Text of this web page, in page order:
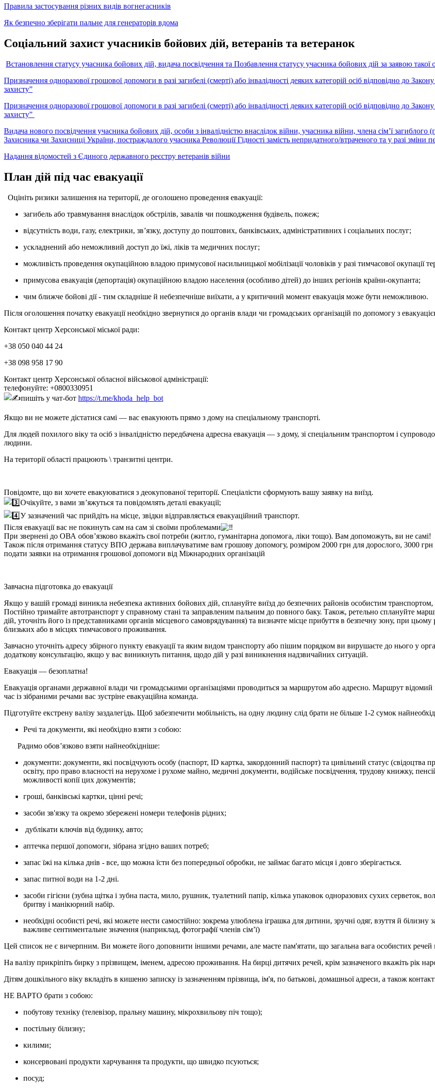
Правила застосування різних видів вогнегасників
Як безпечно зберігати пальне для генераторів вдома
Соціальний захист учасників бойових дій, ветеранів та ветеранок
Встановлення статусу учасника бойових дій, видача посвідчення та Позбавлення статусу учасника бойових дій за заявою такої
Призначення одноразової грошової допомоги в разі загибелі (смерті) або інвалідності деяких категорій осіб відповідно до
захисту”
Призначення одноразової грошової допомоги в разі загибелі (смерті) або інвалідності деяких категорій осіб відповідно до
захисту”
Видача нового посвідчення учасника бойових дій, особи з інвалідністю внаслідок війни, учасника війни, члена сім’ї загиблого
Захисника чи Захисниці України, постраждалого учасника Революції Гідності замість непридатного/втраченого та у разі зміни
Надання відомостей з Єдиного державного реєстру ветеранів війни
План дій під час евакуації
Оцініть ризики залишення на території, де оголошено проведення евакуації:
загибель або травмування внаслідок обстрілів, завалів чи пошкодження будівель, пожеж;
відсутність води, газу, електрики, звʼязку, доступу до поштових, банківських, адміністративних і соціальних послуг;
ускладнений або неможливий доступ до їжі, ліків та медичних послуг;
можливість проведення окупаційною владою примусової насильницької мобілізації чоловіків у разі тимчасової окупації
примусова евакуація (депортація) окупаційною владою населення (особливо дітей) до інших регіонів країни-окупанта;
чим ближче бойові дії - тим складніше й небезпечніше виїхати, а у критичний момент евакуація може бути неможливою.
Після оголошення початку евакуації необхідно звернутися до органів влади чи громадських організацій по допомогу з
Контакт центр Херсонської міської ради:
+38 050 040 44 24
+38 098 958 17 90
Контакт центр Херсонської обласної військової адміністрації:
телефонуйте: +0800330951
пишіть у чат-бот https://t.me/khoda_help_bot
Якщо ви не можете дістатися самі — вас евакуюють прямо з дому на спеціальному транспорті.
Для людей похилого віку та осіб з інвалідністю передбачена адресна евакуація — з дому, зі спеціальним транспортом і
людини.
На території області працюють \ транзитні центри.
Повідомте, що ви хочете евакуюватися з деокупованої території. Спеціалісти сформують вашу заявку на виїзд.
Очікуйте, з вами зв’яжуться та повідомлять деталі евакуації;
У зазначений час прийдіть на місце, звідки відправляється евакуаційний транспорт.
Після евакуації вас не покинуть сам на сам зі своїми проблемами
При звернені до ОВА обов’язково вкажіть свої потреби (житло, гуманітарна допомога, ліки тощо). Вам допоможуть, ви не самі!
Також після отримання статусу ВПО держава виплачуватиме вам грошову допомогу, розміром 2000 грн для дорослого, 3000 грн
подати заявки на отримання грошової допомоги від Міжнародних організацій
Завчасна підготовка до евакуації
Якщо у вашій громаді виникла небезпека активних бойових дій, сплануйте виїзд до безпечних районів особистим транспортом,
Постійно тримайте автотранспорт у справному стані та заправленим пальним до повного баку. Також, ретельно сплануйте
дій, уточніть його із представниками органів місцевого самоврядування) та визначте місце прибуття в безпечну зону, при
близьких або в місцях тимчасового проживання.
Завчасно уточніть адресу збірного пункту евакуації та яким видом транспорту або пішим порядком ви вирушаєте до нього у
додаткову консультацію, якщо у вас виникнуть питання, щодо дій у разі виникнення надзвичайних ситуацій.
Евакуація — безоплатна!
Евакуація органами державної влади чи громадськими організаціями проводиться за маршрутом або адресно. Маршрут відомий
час із зібраними речами вас зустріне евакуаційна команда.
Підготуйте екстрену валізу заздалегідь. Щоб забезпечити мобільність, на одну людину слід брати не більше 1-2 сумок
Речі та документи, які необхідно взяти з собою:
Радимо обовʼязково взяти найнеобхідніше:
документи: документи, які посвідчують особу (паспорт, ID картка, закордонний паспорт) та цивільний статус
освіту, про право власності на нерухоме і рухоме майно, медичні документи, водійське посвідчення, трудову книжку,
можливості копії цих документів;
гроші, банківські картки, цінні речі;
засоби зв'язку та окремо збережені номери телефонів рідних;
дублікати ключів від будинку, авто;
аптечка першої допомоги, зібрана згідно ваших потреб;
запас їжі на кілька днів - все, що можна їсти без попередньої обробки, не займає багато місця і довго зберігається.
запас питної води на 1-2 дні.
засоби гігієни (зубна щітка і зубна паста, мило, рушник, туалетний папір, кілька упаковок одноразових сухих серветок,
бритву і манікюрний набір.
необхідні особисті речі, які можете нести самостійно: зокрема улюблена іграшка для дитини, зручні одяг, взуття й білизну
важливе сентиментальне значення (наприклад, фотографії членів сім’ї)
Цей список не є вичерпним. Ви можете його доповнити іншими речами, але маєте пам'ятати, що загальна вага особистих
На валізу прикріпіть бирку з прізвищем, іменем, адресою проживання. На бирці дитячих речей, крім зазначеного вкажіть рік
Дітям дошкільного віку вкладіть в кишеню записку із зазначенням прізвища, ім'я, по батькові, домашньої адреси, а також
НЕ ВАРТО брати з собою:
побутову техніку (телевізор, пральну машину, мікрохвильову піч тощо);
постільну білизну;
килими;
консервовані продукти харчування та продукти, що швидко псуються;
посуд;